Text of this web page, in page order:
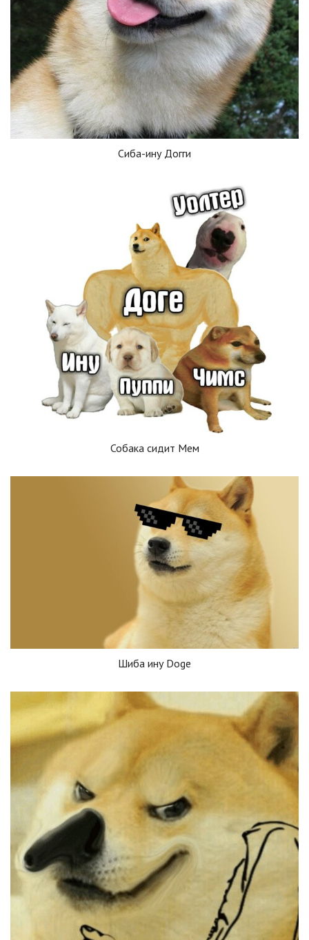
Сиба-ину Догги
Собака сидит Мем
Шиба ину Doge